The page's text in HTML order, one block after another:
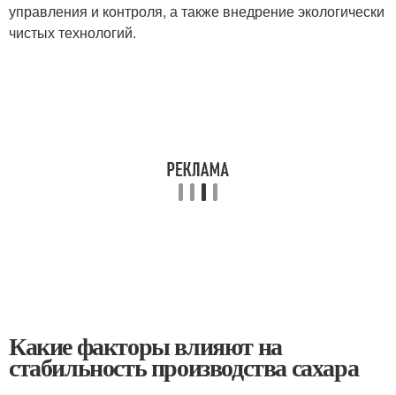
управления и контроля, а также внедрение экологически
чистых технологий.
Какие факторы влияют на
стабильность производства сахара